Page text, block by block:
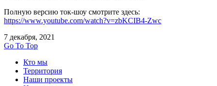
Полную версию ток-шоу смотрите здесь:
https://www.youtube.com/watch?v=zbKCIB4-Zwc
7 декабря, 2021
Go To Top
Кто мы
Территория
Наши проекты